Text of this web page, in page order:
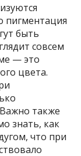
пигментация
быть
совсем
— это
цвета.
также
знать, как
что при